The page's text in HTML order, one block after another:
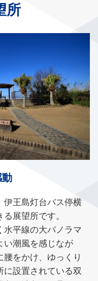
所
動
伊王島灯台バス停横
展望所です。
水平線の大パノラマ
い潮風を感じなが
腰をかけ、ゆっくり
に設置されている双